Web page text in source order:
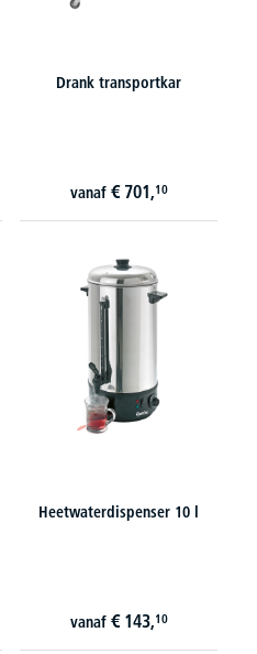
Drank transportkar
vanaf € 701,10
Heetwaterdispenser 10 l
vanaf € 143,10